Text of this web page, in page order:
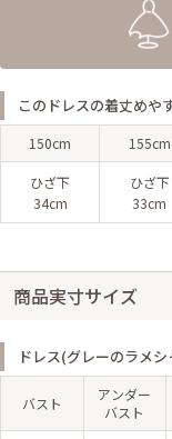
このドレスの着丈めや
150cm 155cm
ひざ下
34cm
ひざ下
33cm
商品実寸サイズ
ドレス(グレーのラメ
バスト
アンダー
バスト